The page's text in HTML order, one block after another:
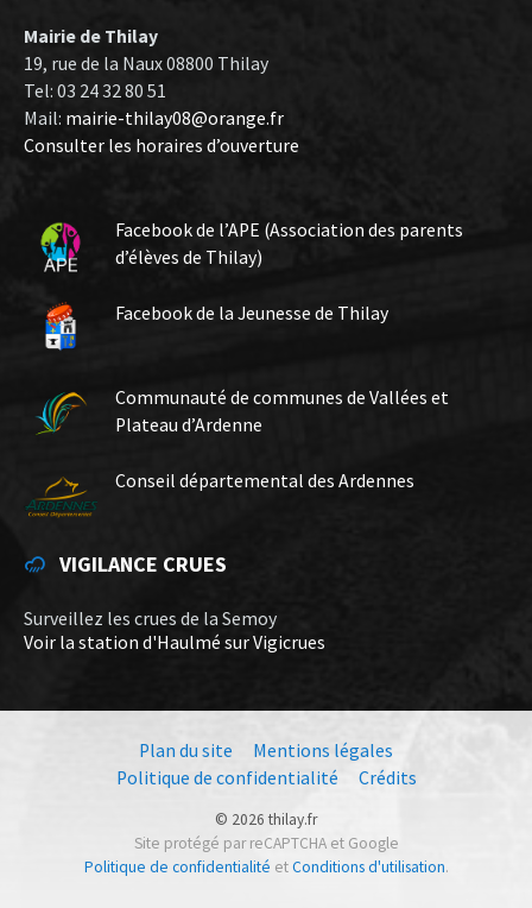
Mairie de Thilay
19, rue de la Naux 08800 Thilay
Tel: 03 24 32 80 51
Mail: mairie-thilay08@orange.fr
Consulter les horaires d’ouverture
Facebook de l’APE (Association des parents
d’élèves de Thilay)
Facebook de la Jeunesse de Thilay
Communauté de communes de Vallées et
Plateau d’Ardenne
Conseil départemental des Ardennes
VIGILANCE CRUES
Surveillez les crues de la Semoy
Voir la station d'Haulmé sur Vigicrues
Plan du site
Mentions légales
Politique de confidentialité
Crédits
© 2026 thilay.fr
Site protégé par reCAPTCHA et Google
Politique de confidentialité etConditions d'utilisation.